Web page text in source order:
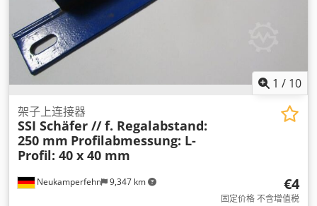
1 / 10
Neukamperfehn 9,347 km
架子上连接器
SSI Schäfer // f. Regalabstand:
250 mm Profilabmessung: L-
Profil: 40 x 40 mm
€4
固定价格 不含增值税